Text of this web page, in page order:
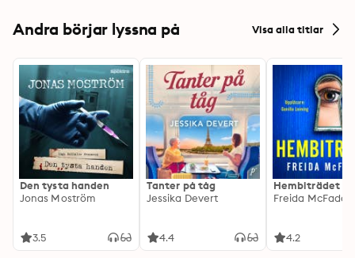
Andra börjar lyssna på Visa alla titlar
Den tysta handen
Jonas Moström
3.5
Tanter på tåg
Jessika Devert
4.4
Hembiträdet
Freida
4.2